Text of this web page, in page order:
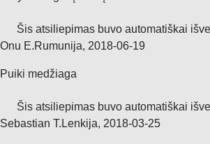
Šis atsiliepimas buvo automatiškai
Onu E.Rumunija, 2018‑06‑19
Puiki medžiaga
Šis atsiliepimas buvo automatiškai
Sebastian T. Lenkija, 2018‑03‑25